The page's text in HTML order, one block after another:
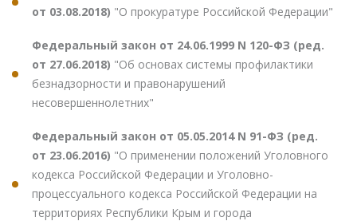
от 03.08.2018) "О прокуратуре Российской Федерации"
Федеральный закон от 24.06.1999 N 120-ФЗ (ред.
от 27.06.2018) "Об основах системы профилактики
безнадзорности и правонарушений
несовершеннолетних"
Федеральный закон от 05.05.2014 N 91-ФЗ (ред.
от 23.06.2016) "О применении положений Уголовного
кодекса Российской Федерации и Уголовно-
процессуального кодекса Российской Федерации на
территориях Республики Крым и города